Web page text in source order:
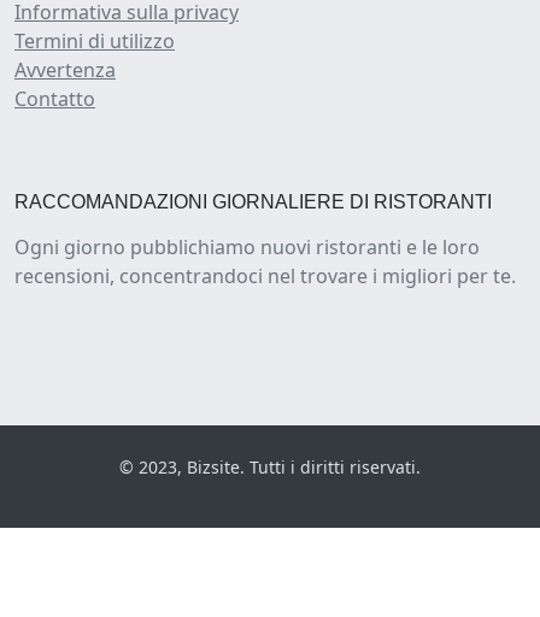
Informativa sulla privacy
Termini di utilizzo
Avvertenza
Contatto
RACCOMANDAZIONI GIORNALIERE DI RISTORANTI
Ogni giorno pubblichiamo nuovi ristoranti e le loro
recensioni, concentrandoci nel trovare i migliori per te.
© 2023, Bizsite. Tutti i diritti riservati.